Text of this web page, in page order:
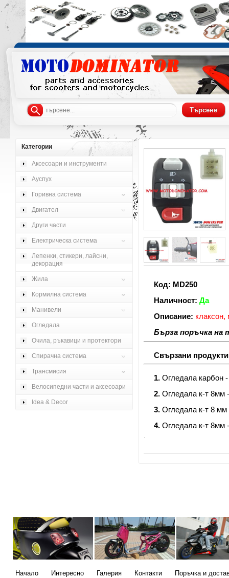
Код: MD250
Наличност: Да
Описание: клаксон,
Бърза поръчка на
Свързани
1. Огледала карбон
2. Огледала к-т 8мм
3. Огледала к-т 8
4. Огледала к-т 8мм
.
Категории
Аксесоари и инструменти
Ауспух
Горивна система
Двигател
Други части
Електрическа система
Лепенки, стикери, лайсни,
декорация
Жила
Кормилна система
Манивели
Огледала
Очила, ръкавици и протектори
Спирачна система
Трансмисия
Велосипедни части и аксесоари
Idea & Decor
Начало Интересно Галерия Контакти Поръчка и